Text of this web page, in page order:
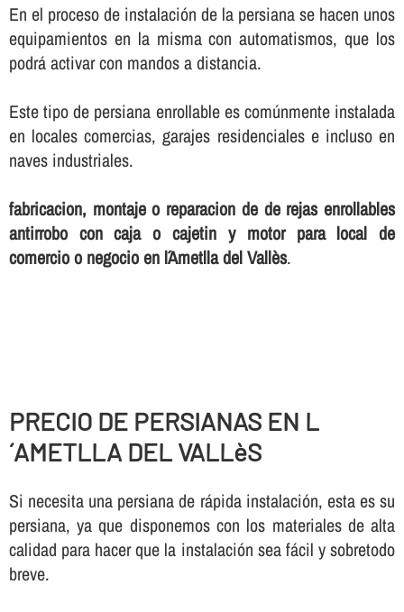
En el proceso de instalación de la persiana se hacen unos
equipamientos en la misma con automatismos, que los
podrá activar con mandos a distancia.
Este tipo de persiana enrollable es comúnmente instalada
en locales comercias, garajes residenciales e incluso en
naves industriales.
fabricacion, montaje o reparacion de de rejas enrollables
antirrobo con caja o cajetin y motor para local de
comercio o negocio en l´Ametlla del Vallès.
PRECIO DE PERSIANAS EN L
´AMETLLA DEL VALLèS
Si necesita una persiana de rápida instalación, esta es su
persiana, ya que disponemos con los materiales de alta
calidad para hacer que la instalación sea fácil y sobretodo
breve.